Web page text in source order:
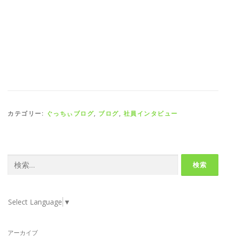
カテゴリー: ぐっちぃブログ, ブログ, 社員インタビュー
索:
Select Language ▼
アーカイブ